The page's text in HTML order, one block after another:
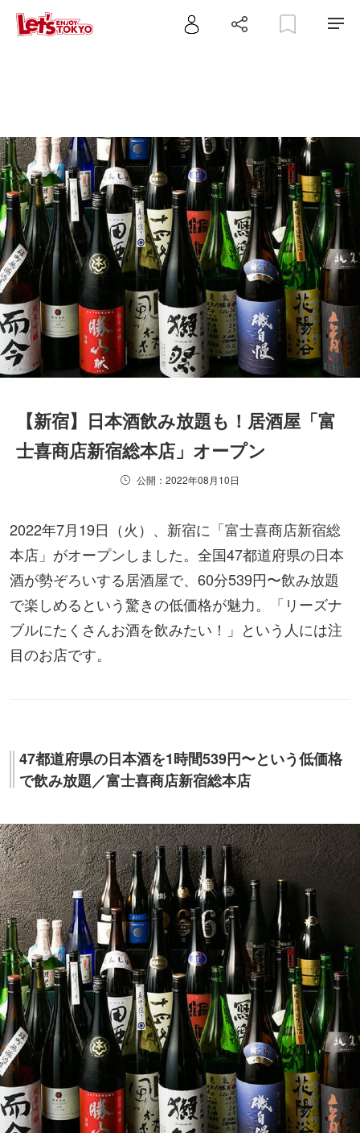
【新宿】日本酒飲み放題も！居酒屋「富
士喜商店新宿総本店」オープン
公開：2022年08月10日
2022年7月19日（火）、新宿に「富士喜商店新宿総
本店」がオープンしました。全国47都道府県の日本
酒が勢ぞろいする居酒屋で、60分539円〜飲み放題
で楽しめるという驚きの低価格が魅力。「リーズナ
ブルにたくさんお酒を飲みたい！」という人には注
目のお店です。
47都道府県の日本酒を1時間539円〜という低価格
で飲み放題／富士喜商店新宿総本店